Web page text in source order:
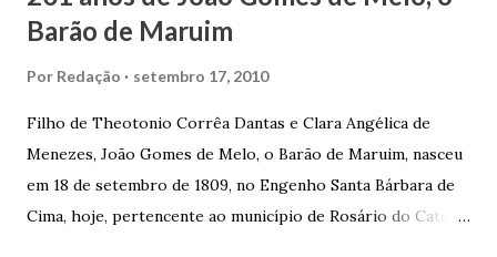
Barão de Maruim
Por Redação setembro 17, 2010
Filho de Theotonio Corrêa Dantas e Clara Angélica de
Menezes, João Gomes de Melo, o Barão de Maruim, nasceu
em 18 de setembro de 1809, no Engenho Santa Bárbara de
Cima, hoje, pertencente ao município de Rosário do Catete.